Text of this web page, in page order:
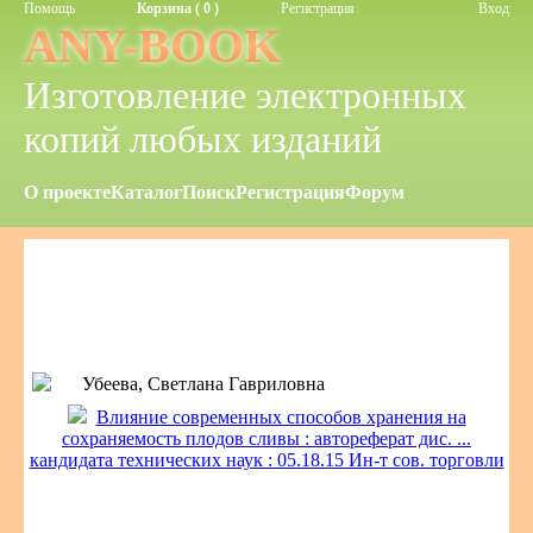
Помощь Корзина ( 0 ) Регистрация Вход
ANY-BOOK
Изготовление электронных
копий любых изданий
О проектеКаталогПоискРегистрацияФорум
Убеева, Светлана Гавриловна
Влияние современных способов хранения на
сохраняемость плодов сливы : автореферат дис. ...
кандидата технических наук : 05.18.15 Ин-т сов. торговли